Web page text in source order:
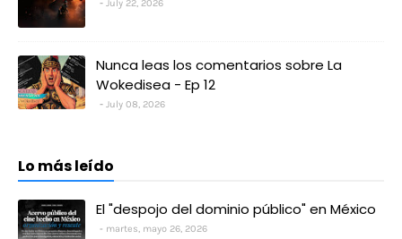
July 22, 2026
Nunca leas los comentarios sobre La
Wokedisea - Ep 12
July 08, 2026
Lo más leído
El "despojo del dominio público" en México
martes, mayo 26, 2026